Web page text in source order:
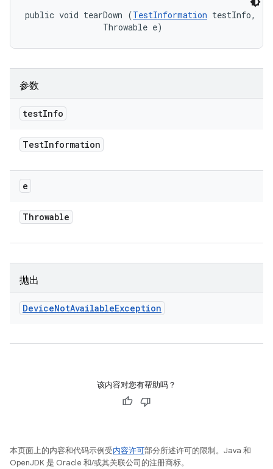
public void tearDown (TestInformation testInfo,
                Throwable e)
参数
testInfo
TestInformation
e
Throwable
抛出
DeviceNotAvailableException
该内容对您有帮助吗？
本页面上的内容和代码示例受内容许可部分所述许可的限制。Java 和
OpenJDK 是 Oracle 和/或其关联公司的注册商标。